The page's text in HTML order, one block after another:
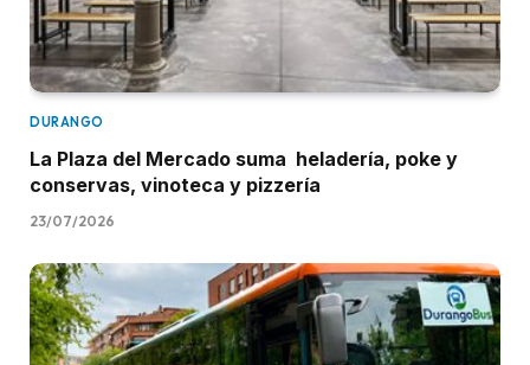
DURANGO
La Plaza del Mercado suma heladería, poke y
conservas, vinoteca y pizzería
23/07/2026